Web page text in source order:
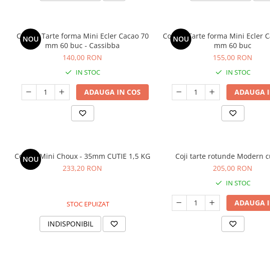
NOU
Coji de Tarte forma Mini Ecler Cacao 70
mm 60 buc - Cassibba
140,00 RON
IN STOC
ADAUGA IN COS
NOU
Coji de Tarte forma Mini Ecler
mm 60 buc
155,00 RON
IN STOC
ADAUGA
NOU
Coji de Mini Choux - 35mm CUTIE 1,5 KG
233,20 RON
STOC EPUIZAT
INDISPONIBIL
Coji tarte rotunde Modern
205,00 RON
IN STOC
ADAUGA